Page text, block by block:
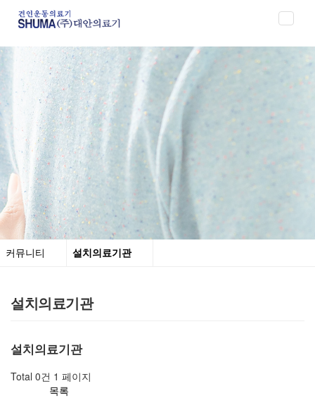
Toggle
커뮤니티 설치의료기관
설치의료기관
설치의료기관
Total 0건 1 페이지
목록